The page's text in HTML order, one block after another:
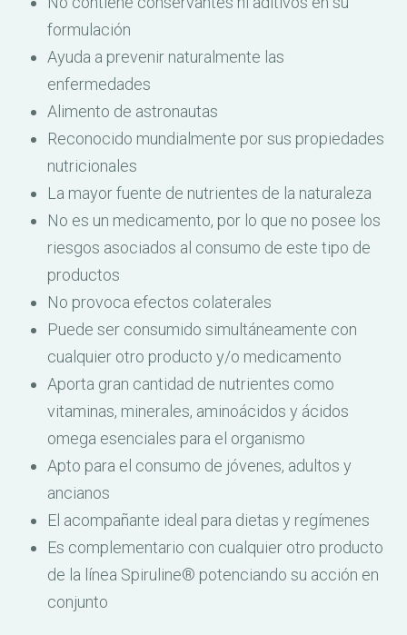
formulación
Ayuda a prevenir naturalmente las
enfermedades
Alimento de astronautas
Reconocido mundialmente por sus propiedades
nutricionales
La mayor fuente de nutrientes de la naturaleza
No es un medicamento, por lo que no posee los
riesgos asociados al consumo de este tipo de
productos
No provoca efectos colaterales
Puede ser consumido simultáneamente con
cualquier otro producto y/o medicamento
Aporta gran cantidad de nutrientes como
vitaminas, minerales, aminoácidos y ácidos
omega esenciales para el organismo
Apto para el consumo de jóvenes, adultos y
ancianos
El acompañante ideal para dietas y regímenes
Es complementario con cualquier otro producto
de la línea Spiruline® potenciando su acción en
conjunto